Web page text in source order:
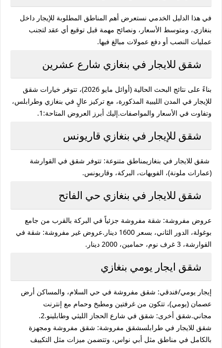
في هذا الدليل الخدمي نستعرض أهم المناطق المطلوبة للإيجار داخل
بنغازي، ومتوسط الأسعار، ونصائح مهمة قبل توقيع أي عقد لتجنب
عمليات النصب أو دفع عمولات مبالغ فيها.
شقق للايجار في بنغازي شارع عشرين
بناءً على نتائج البحث الحالية (أوائل مايو 2026)، تتوفر خيارات شقق
للإيجار في المدن الليبية المذكورة، مع تركيز عالٍ في بنغازي وطرابلس،
وتفاوت في الأسعار والمواصفات.إليك أبرز العروض المتاحة:1.
شقق للإيجار في بنغازي قاريونس
شقق للايجار في بنغازيمناطق متنوعة: تتوفر شقق في القوارشة
(عمارات ملونة)، الفويهات، البركة، وقاريونس.
شقق للايجار في بنغازي حي الفاتح
عروض مفروشة: شقة مفروشة جزئياً في البركة بالقرب من جامع
بوغولة، الدور الثاني، بسعر 1600 دينار.عروض غير مفروشة: شقة في
القوارشة، 3 غرف نوم، حمامين، 2000 دينار.
شقق ايجار يومي بنغازي
إيجار يومي/فندقي: شقق مفروشة في حي السلام، والمساكن أرض
عصمان (يومي)، تتكون من غرفتين ومطبخ وحمام مع إنترنت
مجاني.شقق أخرى: شقق في شارع الحجاز الليثي وطابلينو.2.
شقق للايجار في طرابلسشقق مفروشة: شقق مفروشة ومجهزة
بالكامل في مناطق مثل أبي نواس، وتتضمن ميزات مثل التكييف